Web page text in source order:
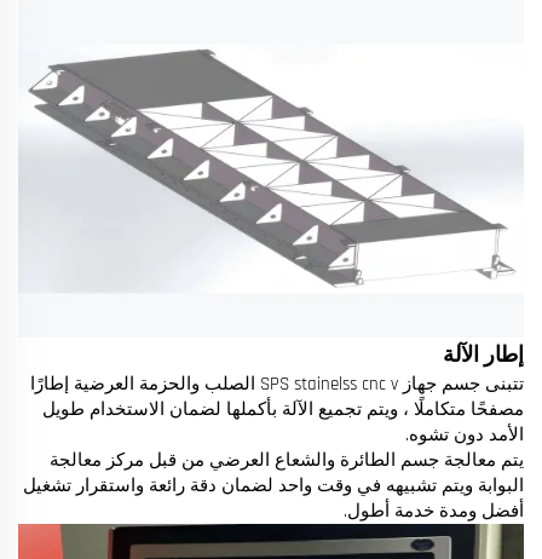
إطار الآلة
تتبنى جسم جهاز SPS stainelss cnc v الصلب والحزمة العرضية إطارًا
مصفحًا متكاملًا ، ويتم تجميع الآلة بأكملها لضمان الاستخدام طويل
الأمد دون تشوه.
يتم معالجة جسم الطائرة والشعاع العرضي من قبل مركز معالجة
البوابة ويتم تشبيهه في وقت واحد لضمان دقة رائعة واستقرار تشغيل
أفضل ومدة خدمة أطول.